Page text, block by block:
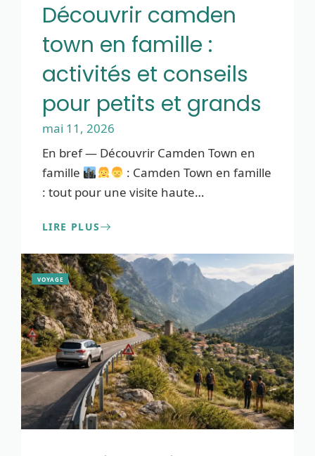
Découvrir camden
town en famille :
activités et conseils
pour petits et grands
mai 11, 2026
En bref — Découvrir Camden Town en
famille
: Camden Town en famille
: tout pour une visite haute…
LIRE PLUS
VOYAGE